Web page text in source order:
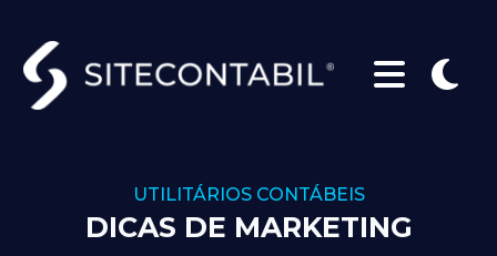
UTILITÁRIOS CONTÁBEIS
DICAS DE MARKETING